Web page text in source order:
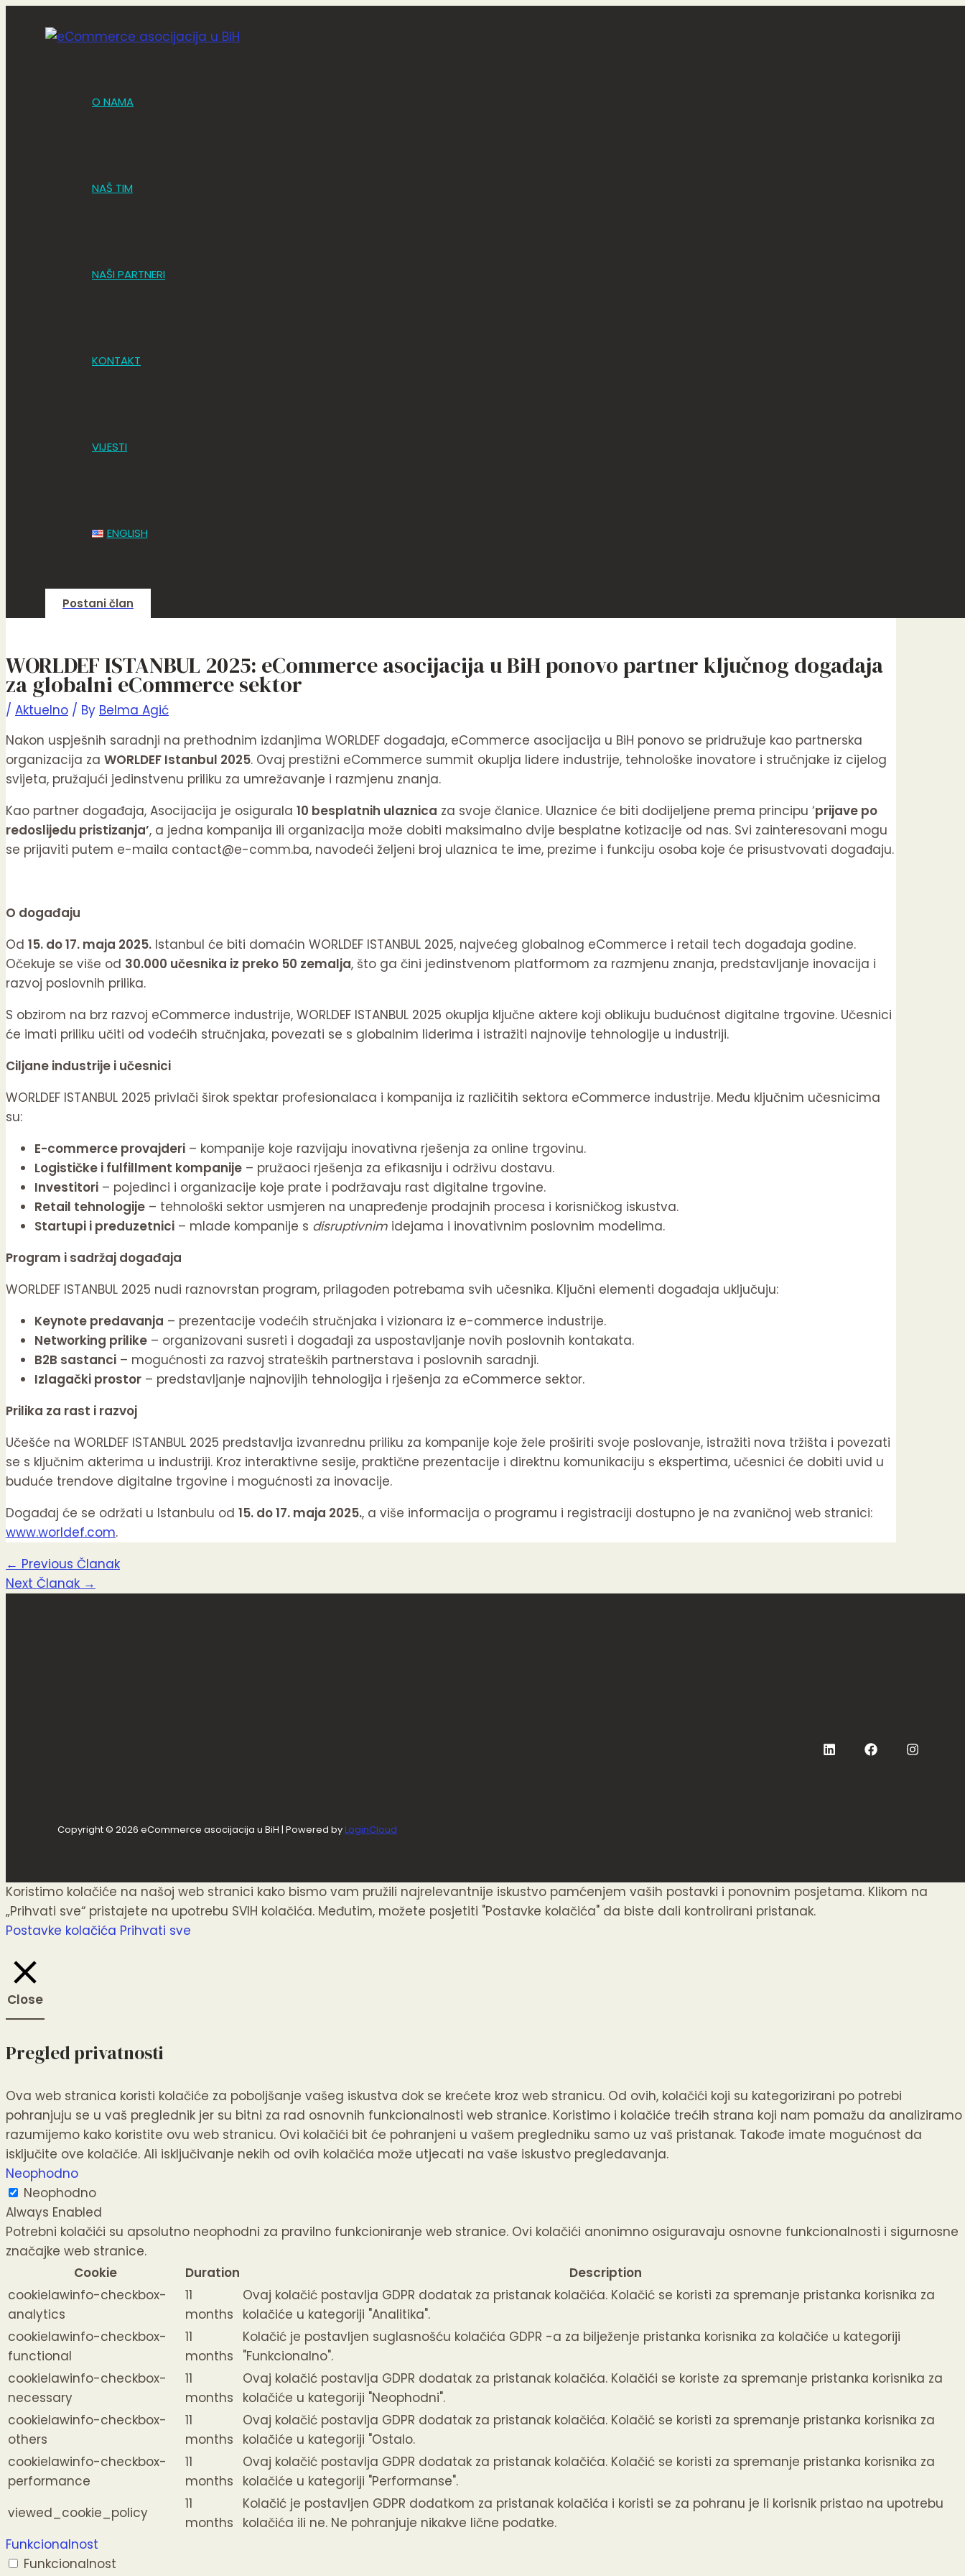
Skip
O NAMA
NAŠ TIM
NAŠI PARTNERI
KONTAKT
VIJESTI
ENGLISH
Postani član
WORLDEF ISTANBUL 2025: eCommerce asocijacija u BiH ponovo partner ključnog događaja
za globalni eCommerce sektor
/ Aktuelno / By Belma Agić
Nakon uspješnih saradnji na prethodnim izdanjima WORLDEF događaja, eCommerce asocijacija u BiH ponovo se pridružuje kao partnerska
organizacija za WORLDEF Istanbul 2025. Ovaj prestižni eCommerce summit okuplja lidere industrije, tehnološke inovatore i stručnjake iz cijelog
svijeta, pružajući jedinstvenu priliku za umrežavanje i razmjenu znanja.
Kao partner događaja, Asocijacija je osigurala 10 besplatnih ulaznica za svoje članice. Ulaznice će biti dodijeljene prema principu ‘prijave po
redoslijedu pristizanja’, a jedna kompanija ili organizacija može dobiti maksimalno dvije besplatne kotizacije od nas. Svi zainteresovani mogu
se prijaviti putem e-maila contact@e-comm.ba, navodeći željeni broj ulaznica te ime, prezime i funkciju osoba koje će prisustvovati događaju.
O događaju
Od 15. do 17. maja 2025. Istanbul će biti domaćin WORLDEF ISTANBUL 2025, najvećeg globalnog eCommerce i retail tech događaja godine.
Očekuje se više od 30.000 učesnika iz preko 50 zemalja, što ga čini jedinstvenom platformom za razmjenu znanja, predstavljanje inovacija i
razvoj poslovnih prilika.
S obzirom na brz razvoj eCommerce industrije, WORLDEF ISTANBUL 2025 okuplja ključne aktere koji oblikuju budućnost digitalne trgovine. Učesnici
će imati priliku učiti od vodećih stručnjaka, povezati se s globalnim liderima i istražiti najnovije tehnologije u industriji.
Ciljane industrije i učesnici
WORLDEF ISTANBUL 2025 privlači širok spektar profesionalaca i kompanija iz različitih sektora eCommerce industrije. Među ključnim učesnicima
su:
E-commerce provajderi – kompanije koje razvijaju inovativna rješenja za online trgovinu.
Logističke i fulfillment kompanije – pružaoci rješenja za efikasniju i održivu dostavu.
Investitori – pojedinci i organizacije koje prate i podržavaju rast digitalne trgovine.
Retail tehnologije – tehnološki sektor usmjeren na unapređenje prodajnih procesa i korisničkog iskustva.
Startupi i preduzetnici – mlade kompanije s disruptivnim idejama i inovativnim poslovnim modelima.
Program i sadržaj događaja
WORLDEF ISTANBUL 2025 nudi raznovrstan program, prilagođen potrebama svih učesnika. Ključni elementi događaja uključuju:
Keynote predavanja – prezentacije vodećih stručnjaka i vizionara iz e-commerce industrije.
Networking prilike – organizovani susreti i događaji za uspostavljanje novih poslovnih kontakata.
B2B sastanci – mogućnosti za razvoj strateških partnerstava i poslovnih saradnji.
Izlagački prostor – predstavljanje najnovijih tehnologija i rješenja za eCommerce sektor.
Prilika za rast i razvoj
Učešće na WORLDEF ISTANBUL 2025 predstavlja izvanrednu priliku za kompanije koje žele proširiti svoje poslovanje, istražiti nova tržišta i povezati
se s ključnim akterima u industriji. Kroz interaktivne sesije, praktične prezentacije i direktnu komunikaciju s ekspertima, učesnici će dobiti uvid u
buduće trendove digitalne trgovine i mogućnosti za inovacije.
Događaj će se održati u Istanbulu od 15. do 17. maja 2025., a više informacija o programu i registraciji dostupno je na zvaničnoj web stranici:
www.worldef.com.
Post
navigation
← Previous Članak
Next Članak →
Copyright © 2026 eCommerce asocijacija u BiH | Powered byLoginCloud
Koristimo kolačiće na našoj web stranici kako bismo vam pružili najrelevantnije iskustvo pamćenjem vaših postavki i ponovnim posjetama. Klikom na
„Prihvati sve“ pristajete na upotrebu SVIH kolačića. Međutim, možete posjetiti "Postavke kolačića" da biste dali kontrolirani pristanak.
Postavke kolačića Prihvati sve
Close
Pregled privatnosti
Ova web stranica koristi kolačiće za poboljšanje vašeg iskustva dok se krećete kroz web stranicu. Od ovih, kolačići koji su kategorizirani po potrebi
pohranjuju se u vaš preglednik jer su bitni za rad osnovnih funkcionalnosti web stranice. Koristimo i kolačiće trećih strana koji nam pomažu da analiziramo
razumijemo kako koristite ovu web stranicu. Ovi kolačići bit će pohranjeni u vašem pregledniku samo uz vaš pristanak. Takođe imate mogućnost da
isključite ove kolačiće. Ali isključivanje nekih od ovih kolačića može utjecati na vaše iskustvo pregledavanja.
Neophodno
Neophodno
Always Enabled
Potrebni kolačići su apsolutno neophodni za pravilno funkcioniranje web stranice. Ovi kolačići anonimno osiguravaju osnovne funkcionalnosti i sigurnosne
značajke web stranice.
Cookie
Duration
Description
cookielawinfo-checkbox-
analytics
11
months
Ovaj kolačić postavlja GDPR dodatak za pristanak kolačića. Kolačić se koristi za spremanje pristanka korisnika za
kolačiće u kategoriji "Analitika".
cookielawinfo-checkbox-
functional
11
months
Kolačić je postavljen suglasnošću kolačića GDPR -a za bilježenje pristanka korisnika za kolačiće u kategoriji
"Funkcionalno".
cookielawinfo-checkbox-
necessary
11
months
Ovaj kolačić postavlja GDPR dodatak za pristanak kolačića. Kolačići se koriste za spremanje pristanka korisnika za
kolačiće u kategoriji "Neophodni".
cookielawinfo-checkbox-
others
11
months
Ovaj kolačić postavlja GDPR dodatak za pristanak kolačića. Kolačić se koristi za spremanje pristanka korisnika za
kolačiće u kategoriji "Ostalo.
cookielawinfo-checkbox-
performance
11
months
Ovaj kolačić postavlja GDPR dodatak za pristanak kolačića. Kolačić se koristi za spremanje pristanka korisnika za
kolačiće u kategoriji "Performanse".
viewed_cookie_policy
11
months
Kolačić je postavljen GDPR dodatkom za pristanak kolačića i koristi se za pohranu je li korisnik pristao na upotrebu
kolačića ili ne. Ne pohranjuje nikakve lične podatke.
Funkcionalnost
Funkcionalnost